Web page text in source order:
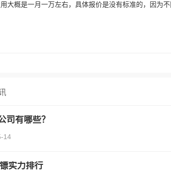
大概是一月一万左右，具体报价是没有标准的，因为
司有哪些？
14
实力排行